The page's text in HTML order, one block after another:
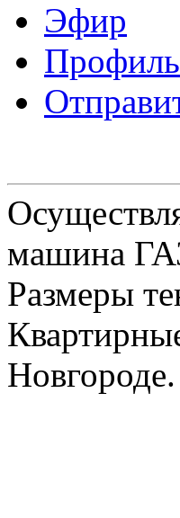
Эфир
Профиль
машина
Размеры